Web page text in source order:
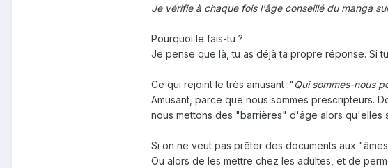
Je vérifie à chaque fois l'âge conseillé du manga
Pourquoi le fais-tu ?
Je pense que là, tu as déjà ta propre réponse. Si
Ce qui rejoint le très amusant :" Qui sommes-nous
Amusant, parce que nous sommes prescripteurs.
nous mettons des "barrières" d'âge alors qu'elles
Si on ne veut pas prêter des documents aux
Ou alors de les mettre chez les adultes, et de